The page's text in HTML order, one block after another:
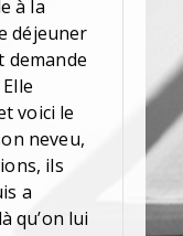
à la
déjeuner
demande
voici le
neveu,
ils
a
qu’on lui